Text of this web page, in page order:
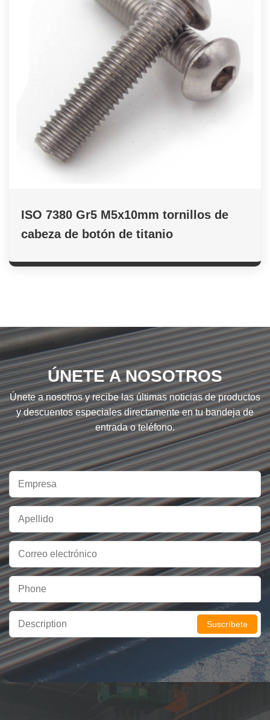
ISO 7380 Gr5 M5x10mm tornillos de
cabeza de botón de titanio
ÚNETE A NOSOTROS
Únete a nosotros y recibe las últimas noticias de productos
y descuentos especiales directamente en tu bandeja de
entrada o teléfono.
Suscríbete